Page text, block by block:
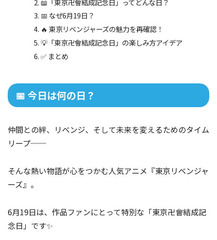
📅 なぜ6月19日？
🔥 東京リベンジャーズの魅力を再確認！
💡「東京卍會結成記念日」の楽しみ方アイデア
✅ まとめ
📅 今日は何の日？
仲間との絆、リベンジ、そして未来を変えるためのタイム
リープ──
そんな熱い物語が心をつかむ人気アニメ『東京リベンジャ
ーズ』。
6月19日は、作品ファンにとって特別な「東京卍會結成記
念日」です✨